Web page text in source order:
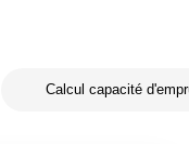
Calcul capacité